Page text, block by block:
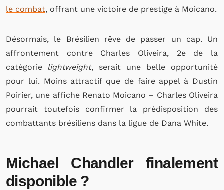
le combat, offrant une victoire de prestige à Moicano.
Désormais, le Brésilien rêve de passer un cap. Un
affrontement contre Charles Oliveira, 2e de la
catégorie lightweight, serait une belle opportunité
pour lui. Moins attractif que de faire appel à Dustin
Poirier, une affiche Renato Moicano – Charles Oliveira
pourrait toutefois confirmer la prédisposition des
combattants brésiliens dans la ligue de Dana White.
Michael Chandler finalement
disponible ?